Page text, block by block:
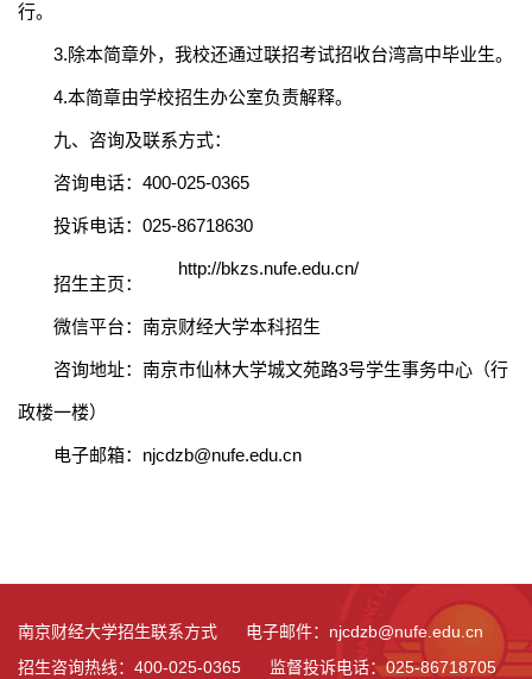
行。
3.除本简章外，我校还通过联招考试招收台湾高中毕业生。
4.本简章由学校招生办公室负责解释。
九、咨询及联系方式：
咨询电话： 400-025-0365
投诉电话： 025-86718630
招生主页：
http://bkzs.nufe.edu.cn/
微信平台：南京财经大学本科招生
咨询地址：南京市仙林大学城文苑路3号学生事务中心（行
政楼一楼）
电子邮箱： njcdzb@nufe.edu.cn
南京财经大学招生联系方式 电子邮件：njcdzb@nufe.edu.cn
招生咨询热线：400-025-0365 监督投诉电话：025-86718705